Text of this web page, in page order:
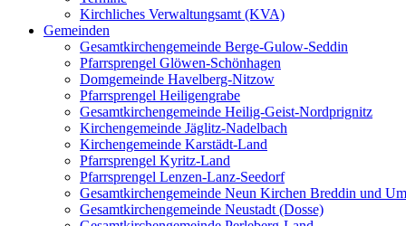
Kirchliches Verwaltungsamt (KVA)
Gemeinden
Gesamtkirchengemeinde Berge-Gulow-Seddin
Pfarrsprengel Glöwen-Schönhagen
Domgemeinde Havelberg-Nitzow
Pfarrsprengel Heiligengrabe
Gesamtkirchengemeinde Heilig-Geist-Nordprignitz
Kirchengemeinde Jäglitz-Nadelbach
Kirchengemeinde Karstädt-Land
Pfarrsprengel Kyritz-Land
Pfarrsprengel Lenzen-Lanz-Seedorf
Gesamtkirchengemeinde Neun Kirchen Breddin und
Gesamtkirchengemeinde Neustadt (Dosse)